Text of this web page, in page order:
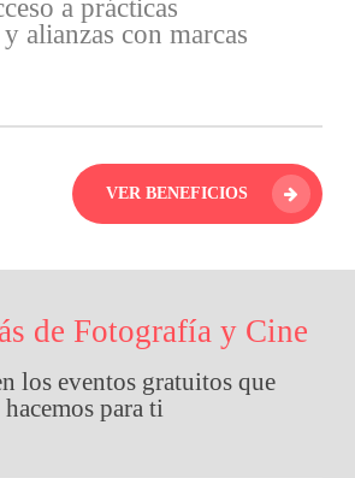
a prácticas
alianzas con marcas
VER BENEFICIOS
de Fotografía y Cine
los eventos gratuitos que
hacemos para ti